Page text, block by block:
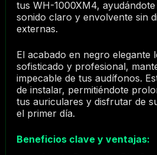
tus WH-1000XM4,
sonido claro y envolvente sin
externas.
El acabado en negro elegante
sofisticado y profesional,
impecable de tus audífonos.
de instalar, permitiéndote
tus auriculares y disfrutar de
el primer día.
Beneficios clave y ventajas: